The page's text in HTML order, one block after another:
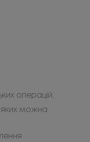
операцій;
яких можна